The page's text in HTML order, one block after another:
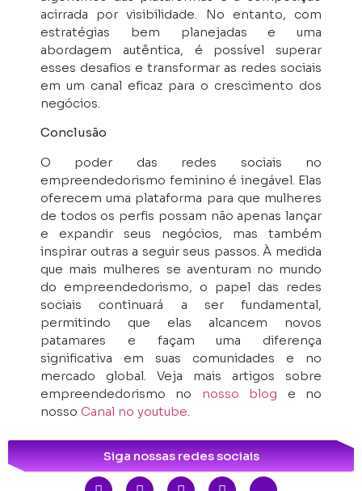
acirrada por visibilidade. No entanto, com
estratégias bem planejadas e uma
abordagem autêntica, é possível superar
esses desafios e transformar as redes sociais
em um canal eficaz para o crescimento dos
negócios.
Conclusão
O poder das redes sociais no
empreendedorismo feminino é inegável. Elas
oferecem uma plataforma para que mulheres
de todos os perfis possam não apenas lançar
e expandir seus negócios, mas também
inspirar outras a seguir seus passos. À medida
que mais mulheres se aventuram no mundo
do empreendedorismo, o papel das redes
sociais continuará a ser fundamental,
permitindo que elas alcancem novos
patamares e façam uma diferença
significativa em suas comunidades e no
mercado global. Veja mais artigos sobre
empreendedorismo no nosso blog e no
nosso Canal no youtube
Siga nossas redes sociais